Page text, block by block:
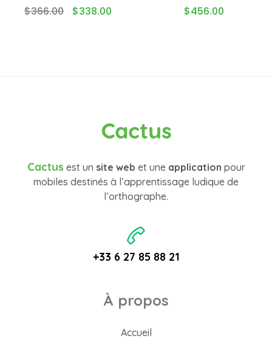
$366.00 $338.00 $456.00
Cactus
Cactus est un site web et une application pour
mobiles destinés à l’apprentissage ludique de
l’orthographe.
+33 6 27 85 88 21
À propos
Accueil